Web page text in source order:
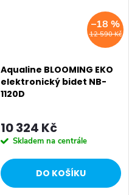
12 590 Kč
–18 %
Aqualine BLOOMING EKO
elektronický bidet NB-
1120D
10 324 Kč
Skladem na centrále
DO KOŠÍKU